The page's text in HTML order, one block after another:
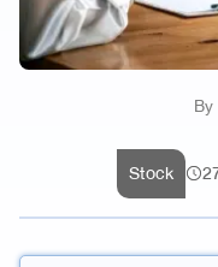
By
Stock